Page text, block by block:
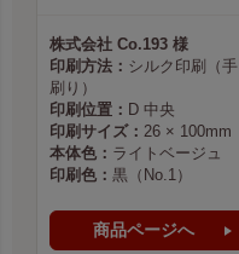
株式会社 Co.193 様
印刷方法： シルク印刷（手
刷り）
印刷位置： D 中央
印刷サイズ： 26 × 100mm
本体色： ライトベージュ
印刷色： 黒（No.1）
商品ページへ